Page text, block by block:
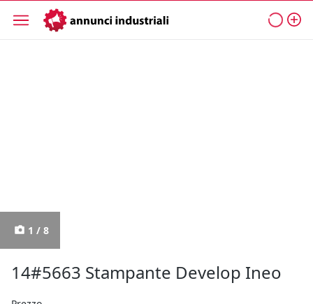
1 / 8
14#5663 Stampante Develop Ineo